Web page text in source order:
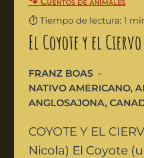
⏱️ Tiempo de lectura: 1
El Coyote y el Ciervo
FRANZ BOAS
NATIVO AMERICANO,
ANGLOSAJONA,
COYOTE Y EL
Nicola) El Coyote